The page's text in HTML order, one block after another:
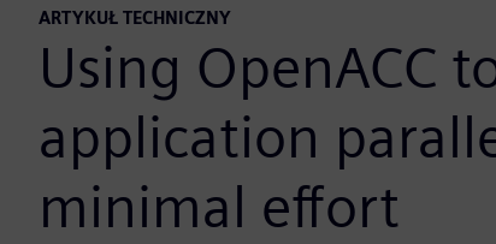
ARTYKUŁ TECHNICZNY
Using OpenACC
application
minimal effort